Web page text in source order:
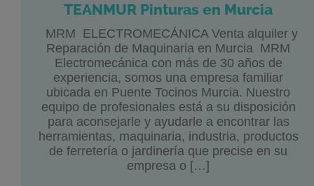
TEANMUR Pinturas en Murcia
MRM ELECTROMECÁNICA Venta alquiler y
Reparación de Maquinaria en Murcia MRM
Electromecánica con más de 30 años de
experiencia, somos una empresa familiar
ubicada en Puente Tocinos Murcia. Nuestro
equipo de profesionales está a su disposición
para aconsejarle y ayudarle a encontrar las
herramientas, maquinaria, industria, productos
de ferretería o jardinería que precise en su
empresa o […]